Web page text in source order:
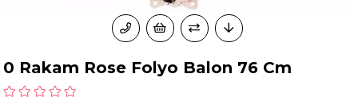
0 Rakam Rose Folyo Balon 76 Cm